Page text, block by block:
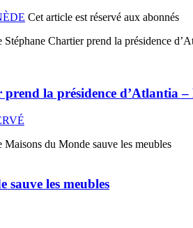
Cet article est réservé aux abonnés
la présidence d’Atlantia
sauve les meubles